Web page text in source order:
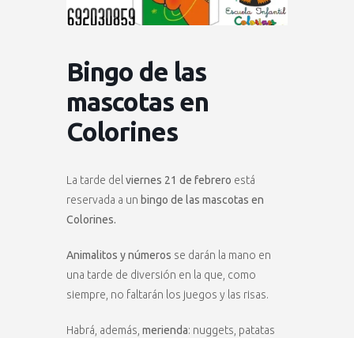
Bingo de las
mascotas en
Colorines
La tarde delviernes 21 de febrero está
reservada a un bingo de las mascotas en
Colorines.
Animalitos y números se darán la mano en
una tarde de diversión en la que, como
siempre, no faltarán los juegos y las risas.
Habrá, además, merienda: nuggets, patatas